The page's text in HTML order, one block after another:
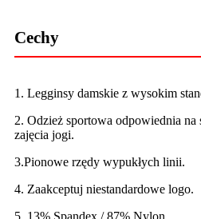
Cechy
1. Legginsy damskie z wysokim
2. Odzież sportowa odpowiednia na
zajęcia jogi.
3.Pionowe rzędy wypukłych linii.
4. Zaakceptuj niestandardowe logo.